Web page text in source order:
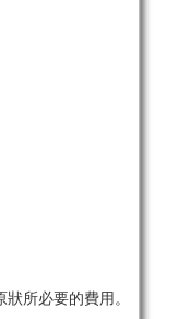
所必要的費用。